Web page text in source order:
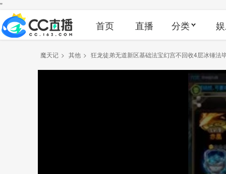
"
首页 直播 分类
魔天记 > 其他 > 狂龙徒弟无道新区基础法宝幻宫不回收4层冰锤法